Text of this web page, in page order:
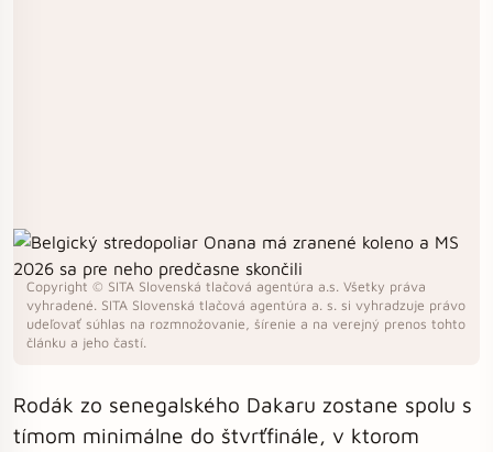
Copyright © SITA Slovenská tlačová agentúra a.s. Všetky práva
vyhradené. SITA Slovenská tlačová agentúra a. s. si vyhradzuje právo
udeľovať súhlas na rozmnožovanie, šírenie a na verejný prenos tohto
článku a jeho častí.
Rodák zo senegalského Dakaru zostane spolu s
tímom minimálne do štvrťfinále, v ktorom